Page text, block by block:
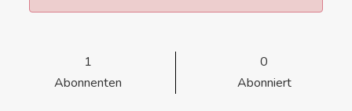
1
Abonnenten
0
Abonniert